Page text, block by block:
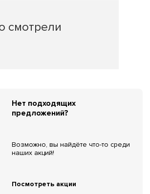
смотрели
Нет подходящих
предложений?
Возможно, вы найдёте что-то среди
наших акций!
Посмотреть акции